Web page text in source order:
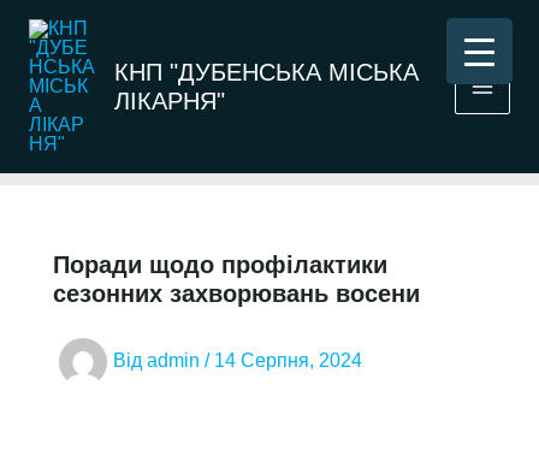
вмісту
КНП "ДУБЕНСЬКА МІСЬКА
ЛІКАРНЯ"
Поради щодо профілактики
сезонних захворювань восени
Від admin / 14 Серпня, 2024